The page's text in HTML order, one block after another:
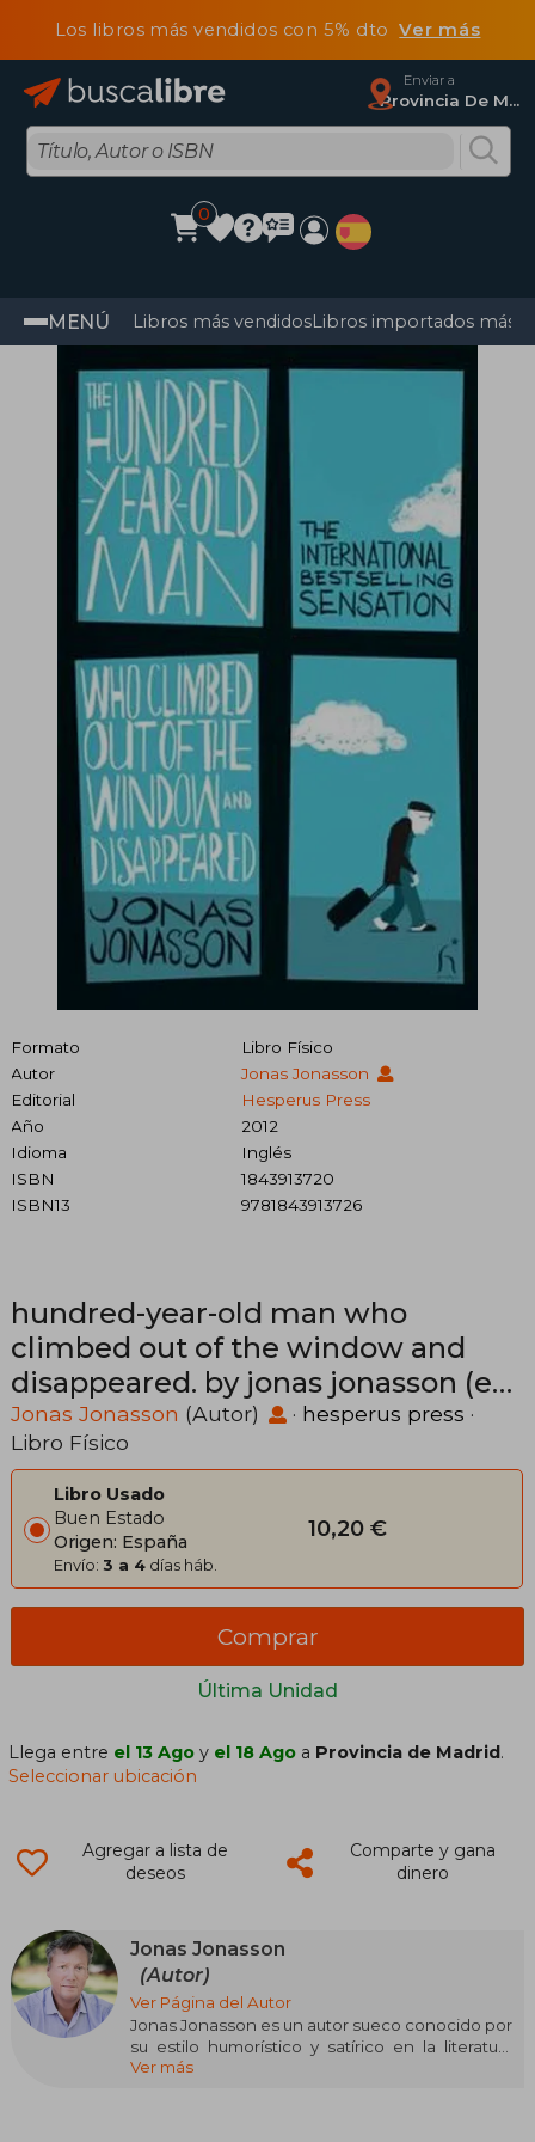
Los libros más vendidos con 5% dtoVer más
Enviar a
Provincia De Madrid
0
MENÚ Libros más vendidosLibros importados más
Formato
Libro Físico
Autor
Jonas Jonasson
Editorial
Hesperus Press
Año
2012
Idioma
Inglés
ISBN
1843913720
ISBN13
9781843913726
hundred-year-old man who
climbed out of the window and
disappeared. by jonas jonasson (en
Inglés)
Jonas Jonasson (Autor) · hesperus press ·
Libro Físico
Libro Usado
Buen Estado
Origen: España
Envío: 3 a 4 días háb.
10,20 €
Última Unidad
Comprar
Llega entre el 13 Ago y el 18 Ago a Provincia de Madrid.
Seleccionar ubicación
Agregar a lista de
deseos
Comparte y gana
dinero
Jonas Jonasson
(Autor)
Ver Página del Autor
Jonas Jonasson es un autor sueco conocido por
su estilo humorístico y satírico en la literatura
contemporánea. Su obra más célebre, El abuelo
Ver más